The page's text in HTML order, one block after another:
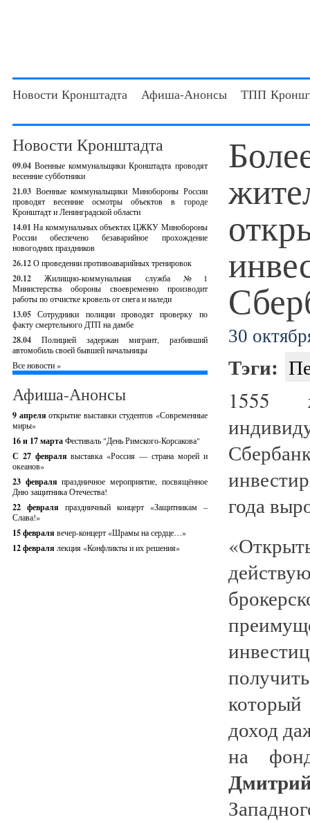
Новости Кронштадта Афиша-Анонсы ТПП
Новости Кронштадта
09.04 Военные коммунальщики Кронштадта проводят
весенние субботники
21.03 Военные коммунальщики Минобороны России
проводят весенние осмотры объектов в городе
Кронштадт и Ленинградской области
14.01 На коммунальных объектах ЦЖКУ Минобороны
России обеспечено безаварийное прохождение
новогодних праздников
26.12О проведении противоаварийных тренировок
20.12
Жилищно-коммунальная служба №1
Министерства обороны своевременно производит
работы по отчистке кровель от снега и наледи
13.05 Сотрудники полиции проводят проверку по
факту смертельного ДТП на дамбе
28.04
Полицией задержан мигрант, разбивший
автомобиль своей бывшей начальницы
Все новости »
Афиша-Анонсы
9 апреляоткрытие выставки студентов «Современные
миры»
16 и 17 мартаФестиваль "День Римского-Корсакова"
С 27 февралявыставка «Россия — страна морей и
океанов»
23 февраляпраздничное мероприятие, посвящённое
Дню защитника Отечества!
22 февраля праздничный концерт «Защитникам –
Слава!»
15 февраля вечер-концерт «Шрамы на сердце…»
12 февраля лекция «Конфликты и их решения»
30
Тэги:
1555
года
доход
на